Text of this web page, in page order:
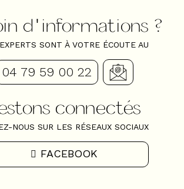
d'informations ?
SONT À VOTRE ÉCOUTE AU
04 79 59 00 22
connectés
NOUS SUR LES RÉSEAUX SOCIAUX
FACEBOOK